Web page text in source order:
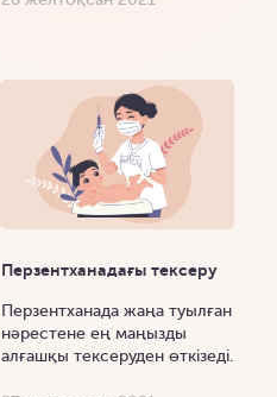
Перзентханадағы тексеру
Перзентханада жаңа туылған
нәрестене ең маңызды
алғашқы тексеруден өткізеді.